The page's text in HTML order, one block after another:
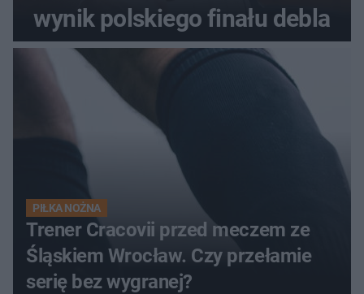
wynik polskiego finału debla
PIŁKA NOŻNA
Trener Cracovii przed meczem ze
Śląskiem Wrocław. Czy przełamie
serię bez wygranej?